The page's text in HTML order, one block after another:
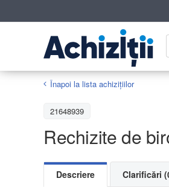
Înapoi la lista achiziţiilor
21648939
Rechizite de
Descriere Clarificări